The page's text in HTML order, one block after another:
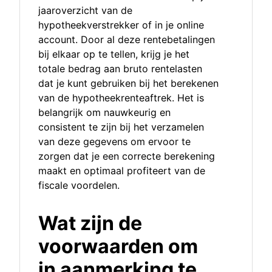
jaaroverzicht van de
hypotheekverstrekker of in je online
account. Door al deze rentebetalingen
bij elkaar op te tellen, krijg je het
totale bedrag aan bruto rentelasten
dat je kunt gebruiken bij het berekenen
van de hypotheekrenteaftrek. Het is
belangrijk om nauwkeurig en
consistent te zijn bij het verzamelen
van deze gegevens om ervoor te
zorgen dat je een correcte berekening
maakt en optimaal profiteert van de
fiscale voordelen.
Wat zijn de
voorwaarden om